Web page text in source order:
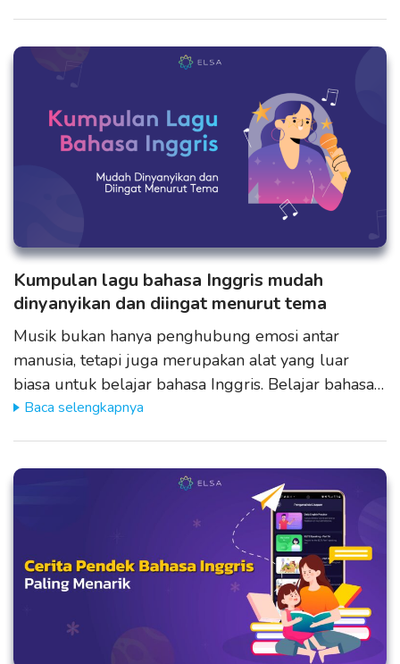
Kumpulan lagu bahasa Inggris mudah
dinyanyikan dan diingat menurut tema
Musik bukan hanya penghubung emosi antar
manusia, tetapi juga merupakan alat yang luar
biasa untuk belajar bahasa Inggris. Belajar bahasa…
Baca selengkapnya